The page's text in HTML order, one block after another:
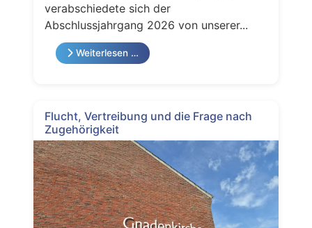
verabschiedete sich der
Abschlussjahrgang 2026 von unserer...
Weiterlesen …
Flucht, Vertreibung und die Frage nach
Zugehörigkeit